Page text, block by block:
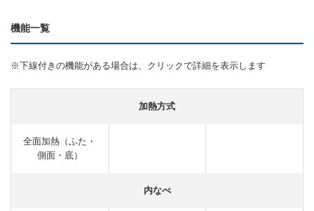
機能一覧
※下線付きの機能がある場合は、クリックで詳細を表示します
加熱方式
全面加熱（ふた・
側面・底）
内なべ